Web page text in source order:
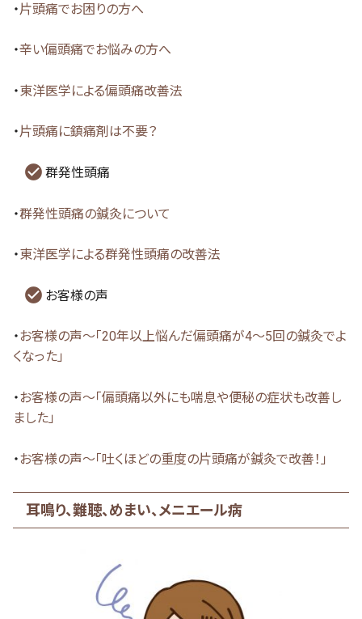
・片頭痛でお困りの方へ
・辛い偏頭痛でお悩みの方へ
・東洋医学による偏頭痛改善法
・片頭痛に鎮痛剤は不要？
群発性頭痛
・群発性頭痛の鍼灸について
・東洋医学による群発性頭痛の改善法
お客様の声
・お客様の声～「20年以上悩んだ偏頭痛が4～5回の鍼灸でよ
くなった」
・お客様の声～「偏頭痛以外にも喘息や便秘の症状も改善し
ました」
・お客様の声～「吐くほどの重度の片頭痛が鍼灸で改善！」
耳鳴り、難聴、めまい、メニエール病